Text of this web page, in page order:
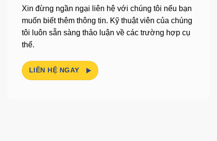
Xin đừng ngần ngại liên hệ với chúng tôi nếu bạn
muốn biết thêm thông tin. Kỹ thuật viên của chúng
tôi luôn sẵn sàng thảo luận về các trường hợp cụ
thể.
LIÊN HỆ NGAY